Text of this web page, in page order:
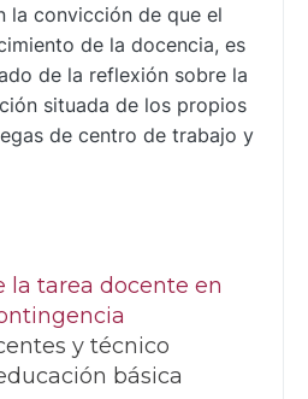
la convicción de que el
de la docencia, es
de la reflexión sobre la
situada de los propios
de centro de trabajo y
la tarea docente en
y técnico
básica